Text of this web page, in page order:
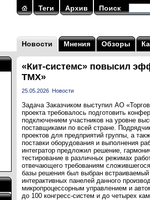
Теги Архив Поиск
Новости Мнения Обзоры
«Кит-системс» повысил
ТМХ»
25.05.2026 Новости
Задача Заказчиком выступил АО
проекта требовалось подготовить
подключением участников на уровне
поставщиками по всей стране.
проектов для предприятий группы, а
поставки оборудования и выполнения
интегратор предложил решение,
тестирование в различных режимах
отвечающего требованиям
базы решения был выбран
интерактивных панелей данного
микропроцессорным управлением и
до 100 конгресс-систем и до четырех